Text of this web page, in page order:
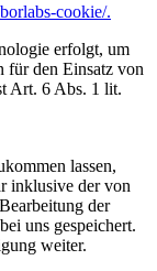
cookie/.
erfolgt, um
für den Einsatz von
Art. 6 Abs. 1 lit.
lassen,
inklusive der von
der
uns gespeichert.
weiter.